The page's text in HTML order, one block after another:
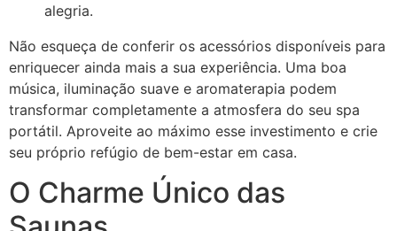
alegria.
Não esqueça de conferir os acessórios disponíveis para
enriquecer ainda mais a sua experiência. Uma boa
música, iluminação suave e aromaterapia podem
transformar completamente a atmosfera do seu spa
portátil. Aproveite ao máximo esse investimento e crie
seu próprio refúgio de bem-estar em casa.
O Charme Único das